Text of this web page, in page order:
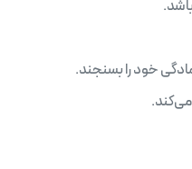
خود را بسنجند.